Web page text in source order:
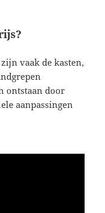
vaak de kasten,
ontstaan door
aanpassingen